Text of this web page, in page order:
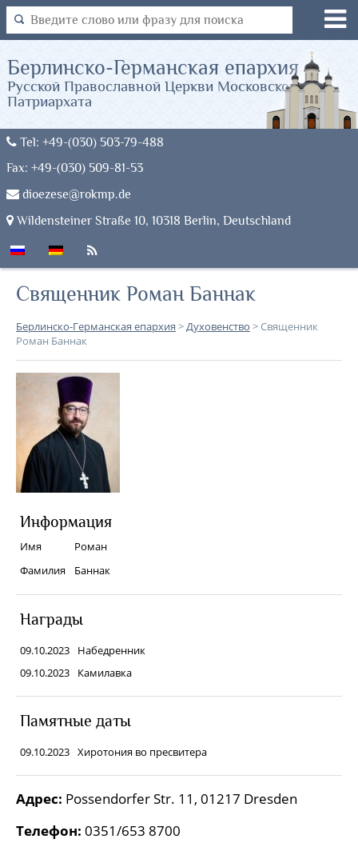
Tel: +49-(030) 503-79-488
Fax: +49-(030) 509-81-53
dioezese@rokmp.de
Wildensteiner Straße 10, 10318 Berlin, Deutschland
Берлинско-Германская епархия
Русской Православной Церкви Московского
Патриархата
Священник Роман Баннак
Берлинско-Германская епархия >Духовенство >Священник
Роман Баннак
Информация
Имя
Роман
Фамилия
Баннак
Награды
09.10.2023
Набедренник
09.10.2023
Камилавка
Памятные даты
09.10.2023 Хиротония во пресвитера
Адрес: Possendorfer Str. 11, 01217 Dresden
Телефон: 0351/653 8700